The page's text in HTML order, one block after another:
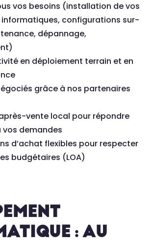
vos besoins (installation de vos
configurations sur-
dépannage,
en déploiement terrain et en
grâce à nos partenaires
vente local pour répondre
demandes
d’achat flexibles pour respecter
budgétaires (LOA)
: AU